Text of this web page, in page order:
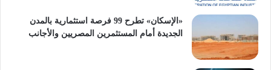
«الإسكان» تطرح 99 فرصة استثمارية بالمدن
الجديدة أمام المستثمرين المصريين والأجانب